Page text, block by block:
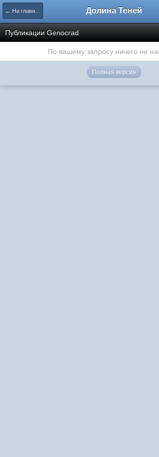
← На главную Долина Теней
Публикации Genocrad
По вашему запросу ничего не
Полная версия